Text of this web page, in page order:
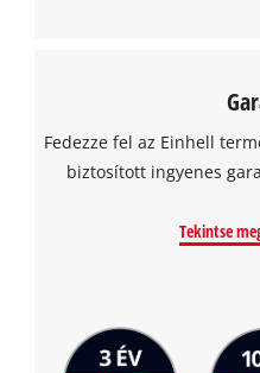
Fedezze fel az Einhell
biztosított ingyenes
Tekintse